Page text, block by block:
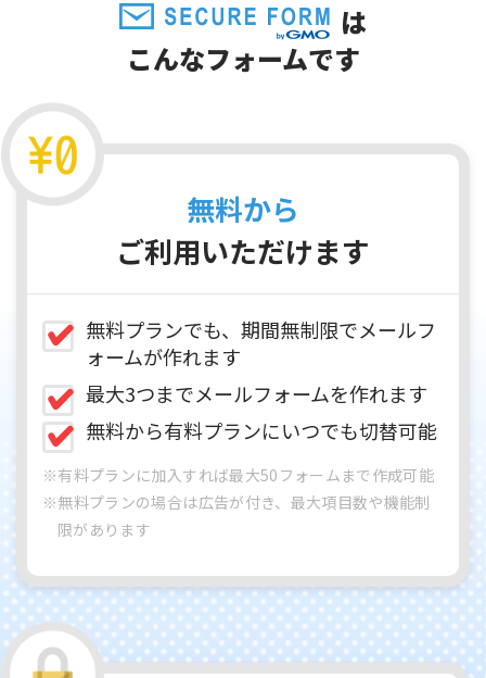
は
こんなフォームです
無料から
ご利用いただけます
無料プランでも、期間無制限でメールフ
ォームが作れます
最大3つまでメールフォームを作れます
無料から有料プランにいつでも切替可能
※有料プランに加入すれば最大50フォームまで作成可能
※無料プランの場合は広告が付き、最大項目数や機能制
限があります